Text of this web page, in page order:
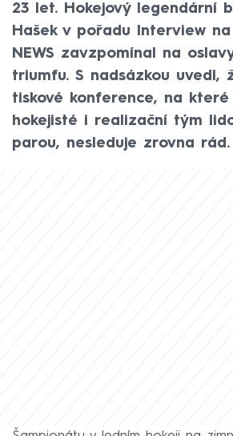
23 let. Hokejový legendární
Hašek v pořadu Interview na
NEWS zavzpomínal na
triumfu. S nadsázkou uvedl,
tiskové konference, na které
hokejisté i realizační tým
parou, nesleduje zrovna rád.